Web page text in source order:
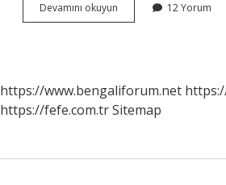
Devamını okuyun
Sirke
12 Yorum
https://www.bengaliforum.net
https://fefe.com.trSitemap